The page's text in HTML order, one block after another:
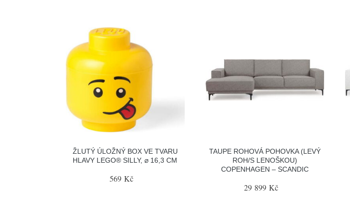
ŽLUTÝ ÚLOŽNÝ BOX VE TVARU
HLAVY LEGO® SILLY, ⌀ 16,3 CM
569 Kč
TAUPE ROHOVÁ POHOVKA (LEVÝ
ROH/S LENOŠKOU)
COPENHAGEN – SCANDIC
29 899 Kč